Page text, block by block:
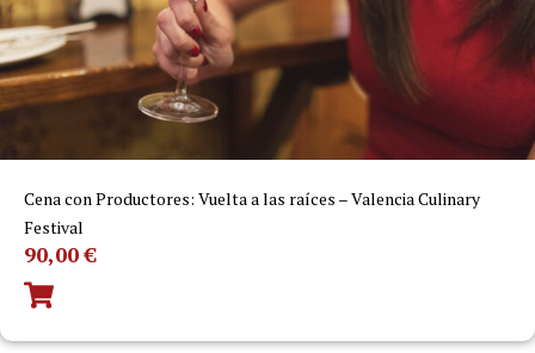
Cena con Productores: Vuelta a las raíces – Valencia Culinary
Festival
90,00€